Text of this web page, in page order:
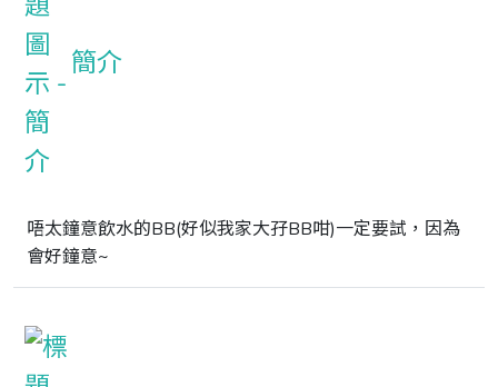
簡介
唔太鐘意飲水的BB(好似我家大孖BB咁)一定要試，因為
會好鐘意~